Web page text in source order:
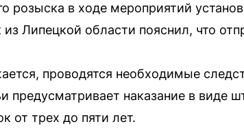
розыска в ходе мероприятий
Липецкой области пояснил, что
проводятся необходимые
предусматривает наказание в виде
от трех до пяти лет.